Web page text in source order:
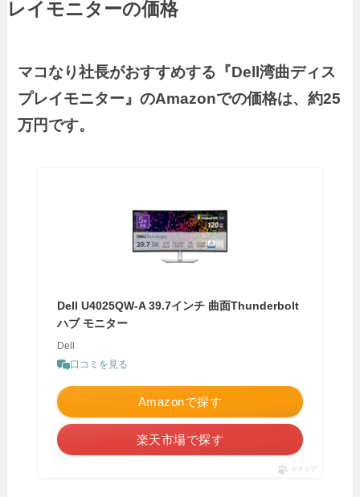
レイモニターの価格
マコなり社長がおすすめする『Dell湾曲ディス
プレイモニター』のAmazonでの価格は、約25
万円です。
Dell U4025QW-A 39.7インチ 曲面Thunderbolt
ハブ モニター
Dell
口コミを見る
Amazonで探す
楽天市場で探す
ポチップ